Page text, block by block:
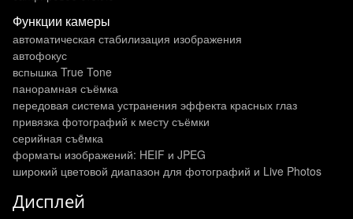
Функции камеры
автоматическая стабилизация изображения
автофокус
вспышка True Tone
панорамная съёмка
передовая система устранения эффекта красных глаз
привязка фотографий к месту съёмки
серийная съëмка
форматы изображений: HEIF и JPEG
широкий цветовой диапазон для фотографий и Live Photos
Дисплей